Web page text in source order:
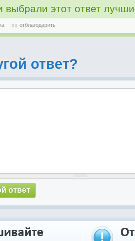
выбрали этот ответ
отблагодарить
ответ?